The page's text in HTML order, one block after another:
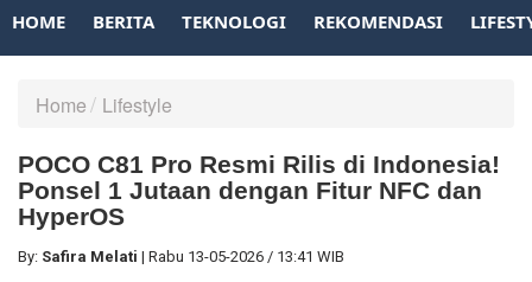
HOME BERITA TEKNOLOGI REKOMENDASI
Home Lifestyle
POCO C81 Pro Resmi Rilis di Indonesia!
Ponsel 1 Jutaan dengan Fitur NFC dan
HyperOS
By: Safira Melati | Rabu 13-05-2026 / 13:41 WIB